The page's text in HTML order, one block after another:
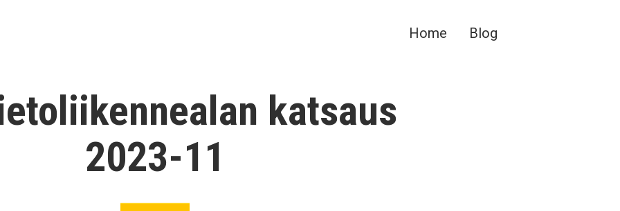
Home Blog
katsaus
2023-11